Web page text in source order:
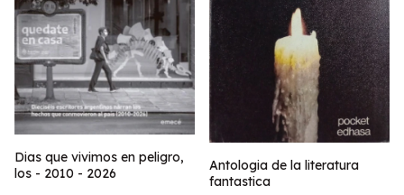
Dias que vivimos en peligro,
los - 2010 - 2026
Antologia de la literatura
fantastica